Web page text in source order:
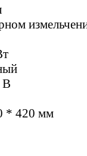
В
* 420 мм